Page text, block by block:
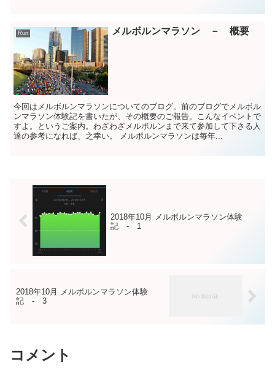
Run メルボルンマラソン － 概要
今回はメルボルンマラソンについてのブログ。前のブログでメルボル
ンマラソン体験記を書いたが、その概要のご報告。こんなイベントで
すよ。というご案内。わざわざメルボルンまで来て参加して下さる人
達の参考になれば、之幸い。 メルボルンマラソンは毎年...
2018年10月 メルボルンマラソン体験
記 - 1
2018年10月 メルボルンマラソン体験
記 - 3
コメント